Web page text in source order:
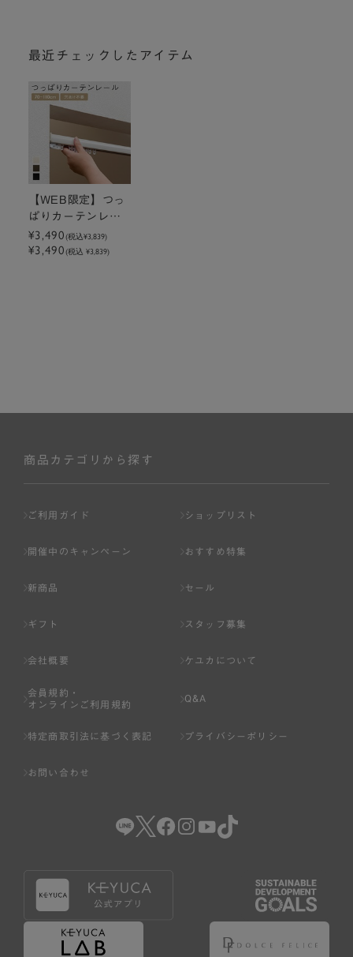
最近チェックしたアイテム
【WEB限定】つっ
ぱりカーテンレー
ル 70～110cm
¥3,490(税込¥3,839)
¥3,490(税込 ¥3,839)
商品カテゴリから探す
ご利用ガイド ショップリスト
開催中のキャンペーン おすすめ特集
新商品 セール
ギフト スタッフ募集
会社概要 ケユカについて
会員規約・
オンラインご利用規約
Q&A
特定商取引法に基づく表記 プライバシーポリシー
お問い合わせ